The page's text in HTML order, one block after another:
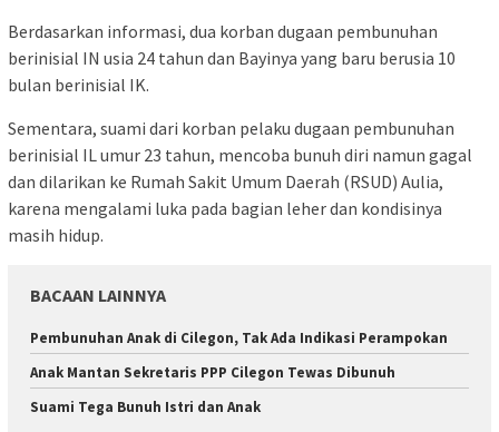
Berdasarkan informasi, dua korban dugaan pembunuhan
berinisial IN usia 24 tahun dan Bayinya yang baru berusia 10
bulan berinisial IK.
Sementara, suami dari korban pelaku dugaan pembunuhan
berinisial IL umur 23 tahun, mencoba bunuh diri namun gagal
dan dilarikan ke Rumah Sakit Umum Daerah (RSUD) Aulia,
karena mengalami luka pada bagian leher dan kondisinya
masih hidup.
BACAAN LAINNYA
Pembunuhan Anak di Cilegon, Tak Ada Indikasi Perampokan
Anak Mantan Sekretaris PPP Cilegon Tewas Dibunuh
Suami Tega Bunuh Istri dan Anak